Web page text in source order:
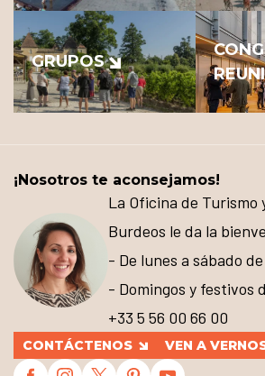
GRUPOS
¡Nosotros te aconsejamos!
La Oficina de Turismo
Burdeos le da la
- De lunes a sábado
- Domingos y festivos
+33 5 56 00 66 00
CONTÁCTENOS VEN A